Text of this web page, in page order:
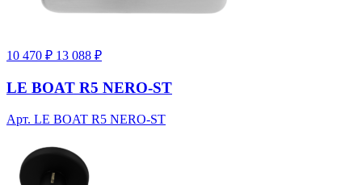
10 470 ₽ 13 088 ₽
LE BOAT R5 NERO-ST
Арт. LE BOAT R5 NERO-ST